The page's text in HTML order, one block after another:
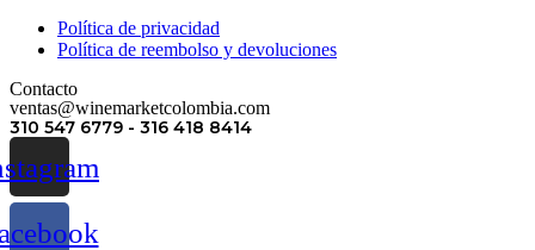
Política de privacidad
Política de reembolso y devoluciones
Contacto
ventas@winemarketcolombia.com
310 547 6779 - 316 418 8414